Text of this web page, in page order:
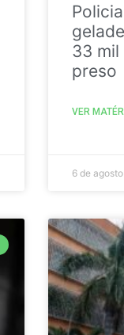
33 mil
preso
VER
6 de